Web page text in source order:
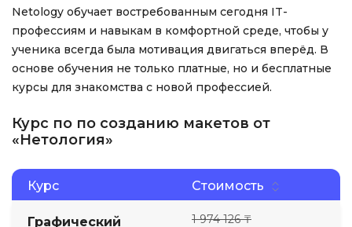
Netology обучает востребованным сегодня IT-
профессиям и навыкам в комфортной среде, чтобы у
ученика всегда была мотивация двигаться вперёд. В
основе обучения не только платные, но и бесплатные
курсы для знакомства с новой профессией.
Курс по по созданию макетов от
«Нетология»
Курс Стоимость
Графический 1 974 126 ₸